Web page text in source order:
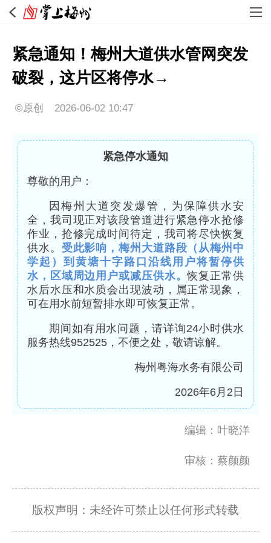
紧急通知！梅州大道供水管网突发
破裂，这片区将停水→
©原创 2026-06-02 10:47
紧急停水通知
尊敬的用户：
因梅州大道突发爆管，为保障供水安
全，我司现正对该段管道进行紧急停水抢修
作业，抢修完成时间待定，我司将尽快恢复
供水。 受此影响，梅州大道路段（从梅州中
学起）到黄塘十字路口沿线用户将暂停供
水，区域周边用户或减压供水。恢复正常供
水后水压和水质会出现波动，属正常现象，
可在用水前短暂排水即可恢复正常。
期间如有用水问题，请详询24小时供水
服务热线952525，不便之处，敬请谅解。
梅州粤海水务有限公司
2026年6月2日
编辑：叶晓洋
审核：蔡颜颜
版权声明：未经许可禁止以任何形式转载